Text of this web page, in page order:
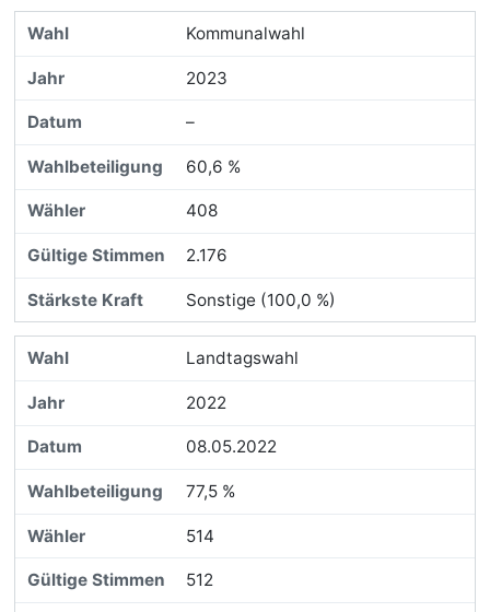
Kommunalwahl
2023
–
60,6 %
408
2.176
Sonstige (100,0 %)
Landtagswahl
2022
08.05.2022
77,5 %
514
512